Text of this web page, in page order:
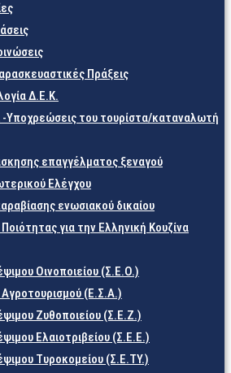
Πράξεις
Δ.Ε.Κ.
-Υποχρεώσεις του τουρίστα/καταναλωτή
επαγγέλματος ξεναγού
Ελέγχου
ενωσιακού δικαίου
για την Ελληνική Κουζίνα
Οινοποιείου (Σ.Ε.Ο.)
Αγροτουρισμού (Ε.Σ.Α.)
Ζυθοποιείου (Σ.Ε.Ζ.)
Ελαιοτριβείου (Σ.Ε.Ε.)
Τυροκομείου (Σ.Ε.TY.)